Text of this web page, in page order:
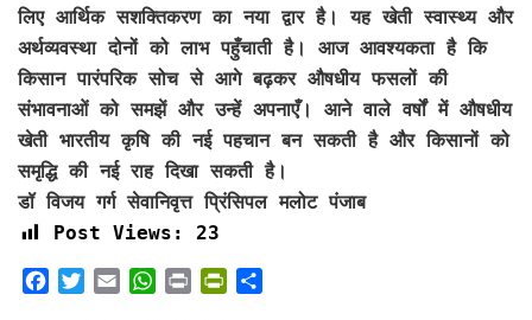
लिए आर्थिक सशक्तिकरण का नया द्वार है। यह खेती स्वास्थ्य और
अर्थव्यवस्था दोनों को लाभ पहुँचाती है। आज आवश्यकता है कि
किसान पारंपरिक सोच से आगे बढ़कर औषधीय फसलों की
संभावनाओं को समझें और उन्हें अपनाएँ। आने वाले वर्षों में औषधीय
खेती भारतीय कृषि की नई पहचान बन सकती है और किसानों को
समृद्धि की नई राह दिखा सकती है।
डॉ विजय गर्ग सेवानिवृत्त प्रिंसिपल मलोट पंजाब
Post Views:
23